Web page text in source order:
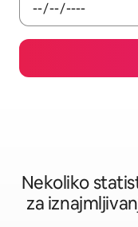
Nekoliko
za